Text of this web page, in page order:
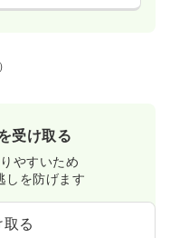
受け取る
やすいため
しを防げます
る